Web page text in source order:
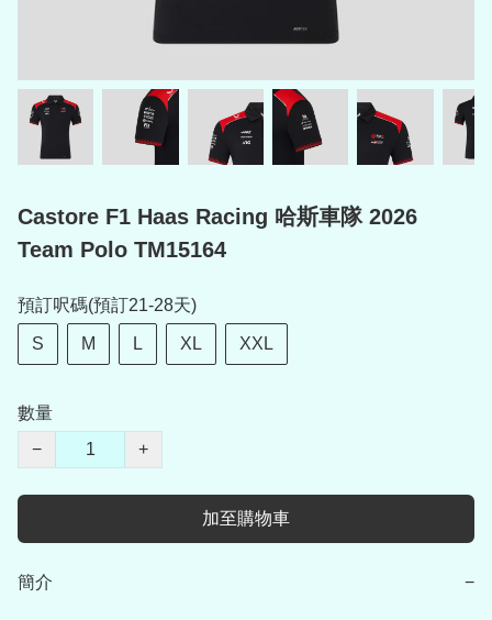
Castore F1 Haas Racing 哈斯車隊 2026
Team Polo TM15164
預訂呎碼(預訂21-28天)
S M L XL XXL
數量
−
+
加至購物車
簡介 −